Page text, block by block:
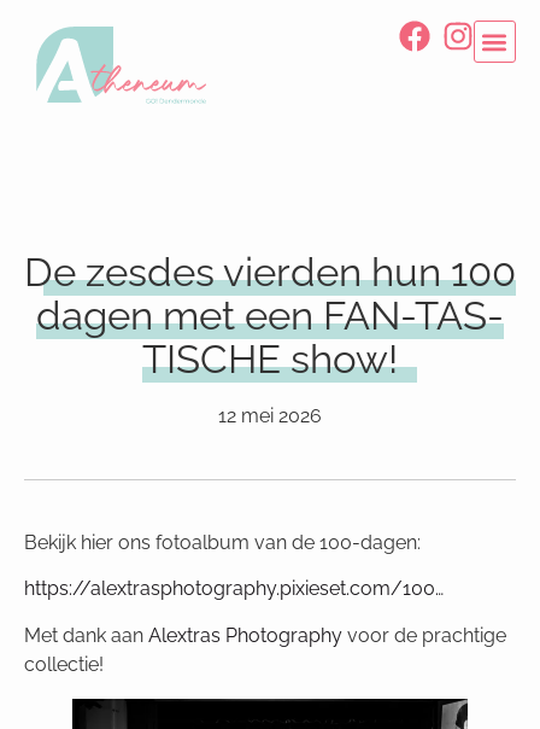
De zesdes vierden hun 100
dagen met een FAN-TAS-
TISCHE show!
12 mei 2026
Bekijk hier ons fotoalbum van de 100-dagen:
https://alextrasphotography.pixieset.com/100…
Met dank aan Alextras Photography voor de prachtige
collectie!